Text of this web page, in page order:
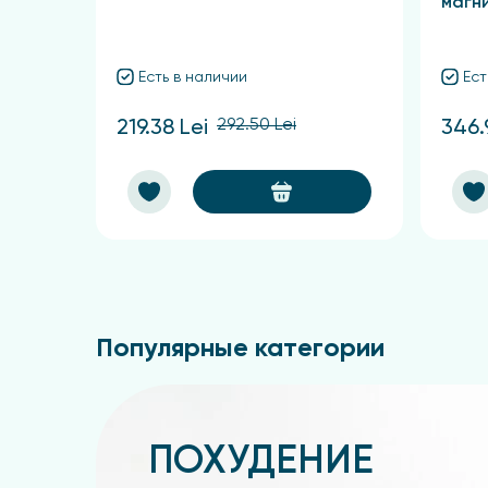
Есть в наличии
219.38 Lei 292.50 Lei
Популярные категории
ПОХУДЕНИЕ